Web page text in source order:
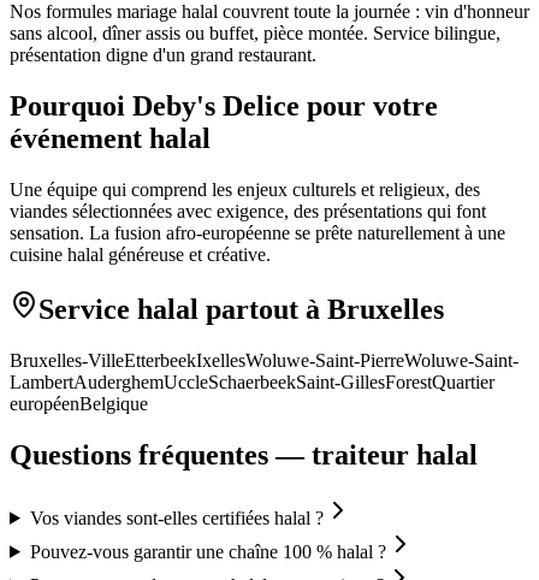
Nos formules mariage halal couvrent toute la journée : vin d'honneur
sans alcool, dîner assis ou buffet, pièce montée. Service bilingue,
présentation digne d'un grand restaurant.
Pourquoi Deby's Delice pour votre
événement halal
Une équipe qui comprend les enjeux culturels et religieux, des
viandes sélectionnées avec exigence, des présentations qui font
sensation. La fusion afro-européenne se prête naturellement à une
cuisine halal généreuse et créative.
Service halal partout à Bruxelles
Bruxelles-VilleEtterbeekIxellesWoluwe-Saint-PierreWoluwe-Saint-
LambertAuderghemUccleSchaerbeekSaint-GillesForestQuartier
européenBelgique
Questions fréquentes — traiteur halal
Vos viandes sont-elles certifiées halal ?
Pouvez-vous garantir une chaîne 100 % halal ?